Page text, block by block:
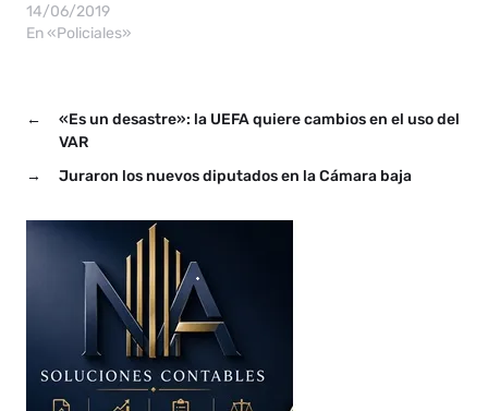
14/06/2019
En «Policiales»
←
«Es un desastre»: la UEFA quiere cambios en el uso del
VAR
→
Juraron los nuevos diputados en la Cámara baja